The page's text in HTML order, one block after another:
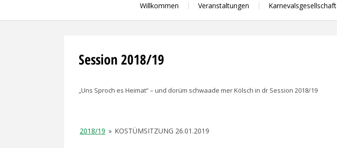
Willkommen Veranstaltungen Karnevalsgesellschaft
Session 2018/19
„Uns Sproch es Heimat“ – und dorüm schwaade mer Kölsch in dr Session 2018/19
2018/19 » KOSTÜMSITZUNG 26.01.2019